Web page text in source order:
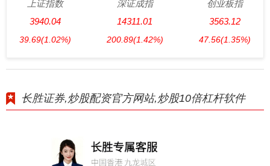
上证指数
3940.04
39.69(1.02%)
深证成指
14311.01
200.89(1.42%)
创业板指
3563.12
47.56(1.35%)
长胜证券,炒股配资官方网站,炒股10倍杠杆软件